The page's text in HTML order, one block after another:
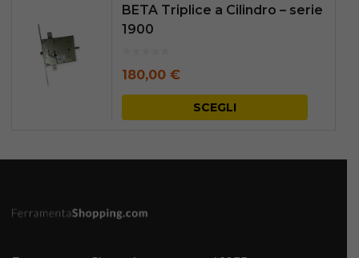
BETA Triplice a Cilindro – serie
1900
180,00 €
SCEGLI
Questo